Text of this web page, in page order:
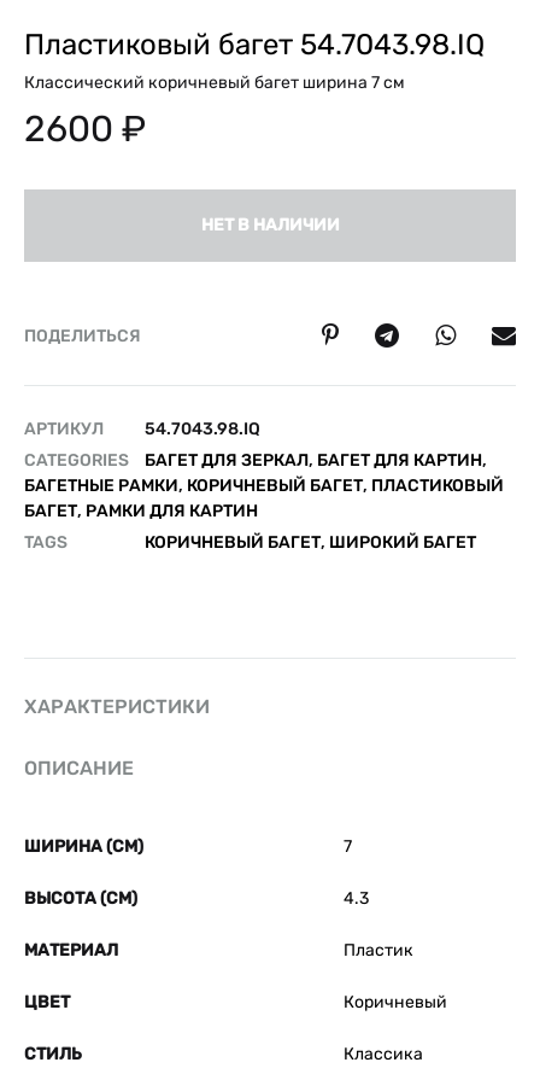
Пластиковый багет 54.7043.98.IQ
Классический коричневый багет ширина 7 см
2600 ₽
НЕТ В НАЛИЧИИ
ПОДЕЛИТЬСЯ
АРТИКУЛ
54.7043.98.IQ
CATEGORIES
БАГЕТ ДЛЯ ЗЕРКАЛ, БАГЕТ ДЛЯ КАРТИН,
БАГЕТНЫЕ РАМКИ, КОРИЧНЕВЫЙ БАГЕТ, ПЛАСТИКОВЫЙ
БАГЕТ, РАМКИ ДЛЯ КАРТИН
TAGS
КОРИЧНЕВЫЙ БАГЕТ, ШИРОКИЙ БАГЕТ
ХАРАКТЕРИСТИКИ
ОПИСАНИЕ
ШИРИНА (СМ) 7
ВЫСОТА (СМ) 4.3
МАТЕРИАЛ Пластик
ЦВЕТ Коричневый
СТИЛЬ Классика